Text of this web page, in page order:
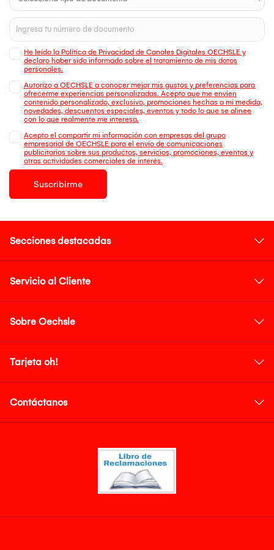
He leído la Política de Privacidad de Canales Digitales OECHSLE y
declaro haber sido informado sobre el tratamiento de mis datos
personales.
Autorizo a OECHSLE a conocer mejor mis gustos y preferencias para
ofrecerme experiencias personalizadas. Acepto que me envien
contenido personalizado, exclusivo, promociones hechas a mi medida,
novedades, descuentos especiales, eventos y todo lo que se alinee
con lo que realmente me interesa.
Acepto el compartir mi información con empresas del grupo
empresarial de OECHSLE para el envío de comunicaciones
publicitarias sobre sus productos, servicios, promociones, eventos y
otras actividades comerciales de interés.
Suscribirme
Secciones destacadas
Servicio al Cliente
Sobre Oechsle
Tarjeta oh!
Contáctanos